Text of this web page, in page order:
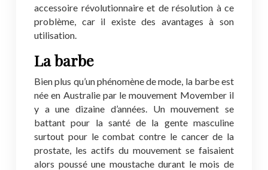
accessoire révolutionnaire et de résolution à ce
problème, car il existe des avantages à son
utilisation.
La barbe
Bien plus qu’un phénomène de mode, la barbe est
née en Australie par le mouvement Movember il
y a une dizaine d’années. Un mouvement se
battant pour la santé de la gente masculine
surtout pour le combat contre le cancer de la
prostate, les actifs du mouvement se faisaient
alors poussé une moustache durant le mois de